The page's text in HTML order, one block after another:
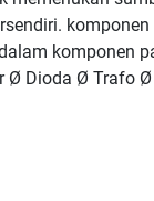
komponen
komponen
Ø Dioda Ø Trafo Ø